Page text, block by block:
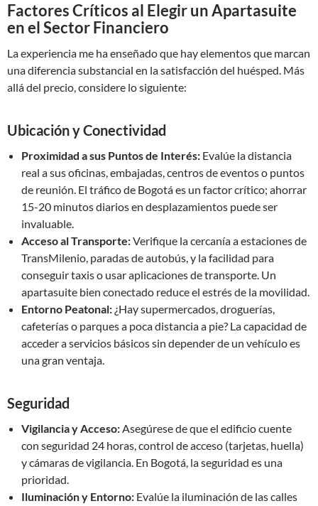
Factores Críticos al Elegir un Apartasuite
en el Sector Financiero
La experiencia me ha enseñado que hay elementos que marcan
una diferencia substancial en la satisfacción del huésped. Más
allá del precio, considere lo siguiente:
Ubicación y Conectividad
Proximidad a sus Puntos de Interés: Evalúe la distancia
real a sus oficinas, embajadas, centros de eventos o puntos
de reunión. El tráfico de Bogotá es un factor crítico; ahorrar
15-20 minutos diarios en desplazamientos puede ser
invaluable.
Acceso al Transporte:Verifique la cercanía a estaciones de
TransMilenio, paradas de autobús, y la facilidad para
conseguir taxis o usar aplicaciones de transporte. Un
apartasuite bien conectado reduce el estrés de la movilidad.
Entorno Peatonal: ¿Hay supermercados, droguerías,
cafeterías o parques a poca distancia a pie? La capacidad de
acceder a servicios básicos sin depender de un vehículo es
una gran ventaja.
Seguridad
Vigilancia y Acceso:Asegúrese de que el edificio cuente
con seguridad 24 horas, control de acceso (tarjetas, huella)
y cámaras de vigilancia. En Bogotá, la seguridad es una
prioridad.
Iluminación y Entorno: Evalúe la iluminación de las calles